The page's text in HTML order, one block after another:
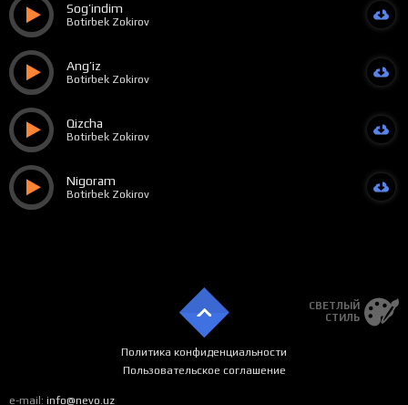
Sog’indim
Botirbek Zokirov
Ang’iz
Botirbek Zokirov
Qizcha
Botirbek Zokirov
Nigoram
Botirbek Zokirov
СВЕТЛЫЙ
СТИЛЬ
Политика конфиденциальности
Пользовательское соглашение
e-mail: info@nevo.uz